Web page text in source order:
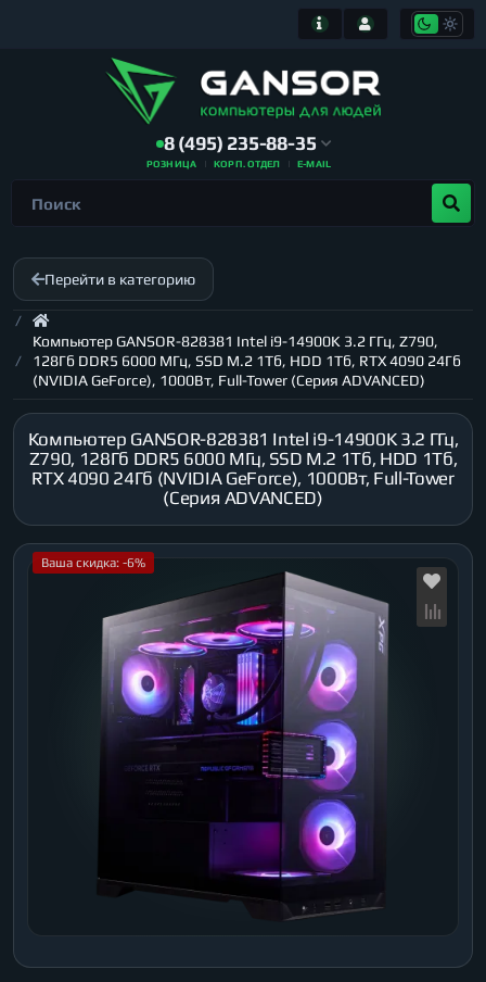
8 (495) 235-88-35
РОЗНИЦА КОРП. ОТДЕЛ E-MAIL
Перейти в категорию
Компьютер GANSOR-828381 Intel i9-14900K 3.2 ГГц, Z790,
128Гб DDR5 6000 МГц, SSD M.2 1Тб, HDD 1Тб, RTX 4090 24Гб
(NVIDIA GeForce), 1000Вт, Full-Tower (Серия ADVANCED)
Компьютер GANSOR-828381 Intel i9-14900K 3.2 ГГц,
Z790, 128Гб DDR5 6000 МГц, SSD M.2 1Тб, HDD 1Тб,
RTX 4090 24Гб (NVIDIA GeForce), 1000Вт, Full-Tower
(Серия ADVANCED)
Ваша скидка: -6%